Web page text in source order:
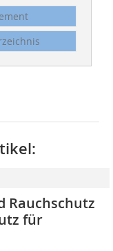
Rauchschutz
für